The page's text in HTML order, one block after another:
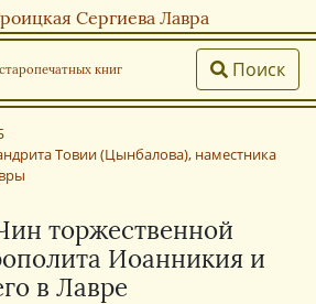
Сергиева Лавра
книг Поиск
Товии (Цынбалова), наместника
торжественной
Иоанникия и
в Лавре